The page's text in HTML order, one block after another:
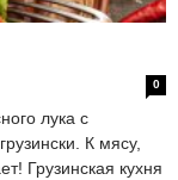
0
лука с
К мясу,
Грузинская кухня